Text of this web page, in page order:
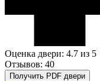
Оценка двери: 4.7 из 5
Отзывов: 40
Получить PDF двери